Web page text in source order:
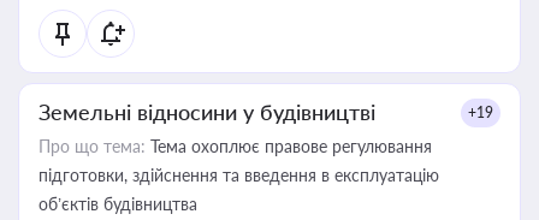
Земельні відносини у будівництві +19
Про що тема: Тема охоплює правове регулювання
підготовки, здійснення та введення в експлуатацію
об’єктів будівництва